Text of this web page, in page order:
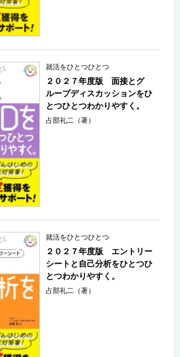
就活をひとつひとつ
２０２７年度版 面接とグ
ループディスカッションをひ
とつひとつわかりやすく。
占部礼二（著）
就活をひとつひとつ
２０２７年度版 エントリー
シートと自己分析をひとつひ
とつわかりやすく。
占部礼二（著）